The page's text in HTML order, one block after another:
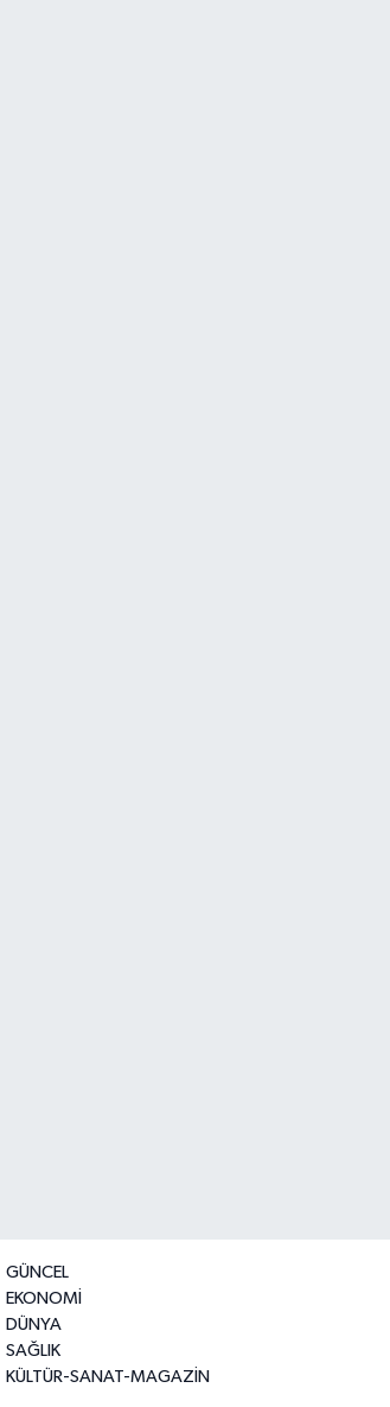
GÜNCEL
EKONOMİ
DÜNYA
SAĞLIK
KÜLTÜR-SANAT-MAGAZİN